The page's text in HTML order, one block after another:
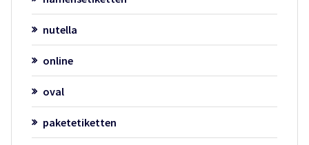
nutella
online
oval
paketetiketten